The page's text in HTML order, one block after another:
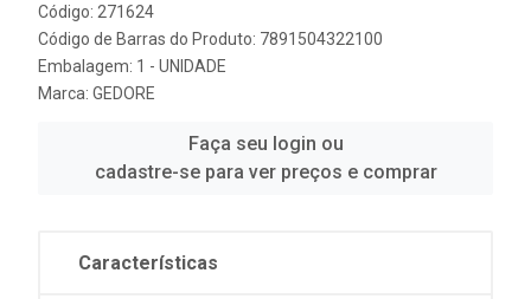
Código: 271624
Código de Barras do Produto: 7891504322100
Embalagem: 1 - UNIDADE
Marca: GEDORE
Faça seu login ou
cadastre-se para ver preços e comprar
Características